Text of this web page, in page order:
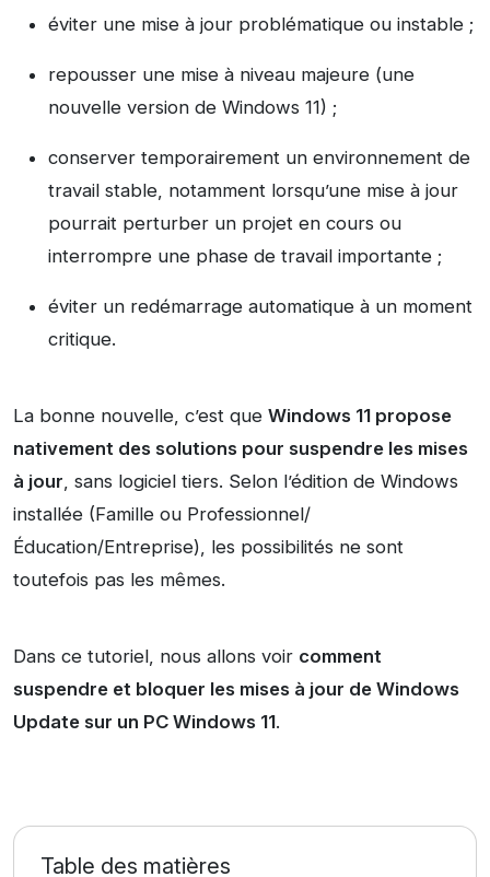
éviter une mise à jour problématique ou instable ;
repousser une mise à niveau majeure (une
nouvelle version de Windows 11) ;
conserver temporairement un environnement de
travail stable, notamment lorsqu’une mise à jour
pourrait perturber un projet en cours ou
interrompre une phase de travail importante ;
éviter un redémarrage automatique à un moment
critique.
La bonne nouvelle, c’est que Windows 11 propose
nativement des solutions pour suspendre les mises
à jour, sans logiciel tiers. Selon l’édition de Windows
installée (Famille ou Professionnel/
Éducation/Entreprise), les possibilités ne sont
toutefois pas les mêmes.
Dans ce tutoriel, nous allons voir comment
suspendre et bloquer les mises à jour de Windows
Update sur un PC Windows 11.
Table des matières